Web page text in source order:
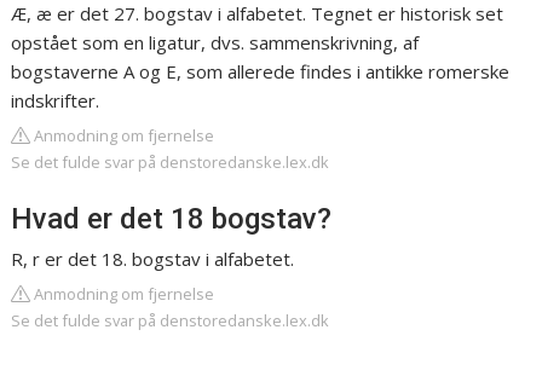
Æ, æ er det 27. bogstav i alfabetet. Tegnet er historisk set
opstået som en ligatur, dvs. sammenskrivning, af
bogstaverne A og E, som allerede findes i antikke romerske
indskrifter.
Anmodning om fjernelse
Se det fulde svar på denstoredanske.lex.dk
Hvad er det 18 bogstav?
R, r er det 18. bogstav i alfabetet.
Anmodning om fjernelse
Se det fulde svar på denstoredanske.lex.dk